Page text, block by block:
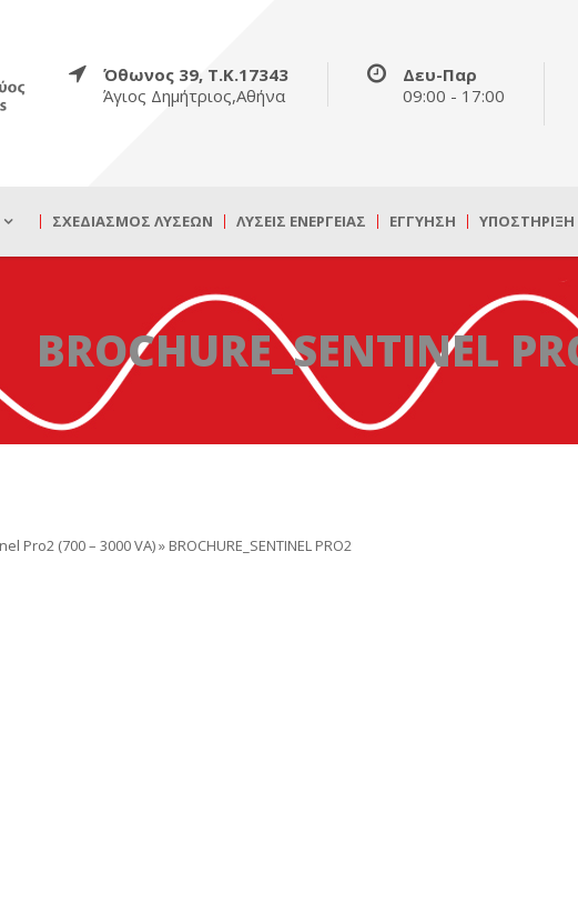
Όθωνος 39, Τ.Κ.17343
Άγιος Δημήτριος,Αθήνα
Δευ-Παρ
09:00 - 17:00
ΣΧΕΔΙΑΣΜΌΣ ΛΎΣΕΩΝ ΛΎΣΕΙΣ ΕΝΈΡΓΕΙΑΣ ΕΓΓΎΗΣΗ ΥΠΟΣΤΉΡΙΞΗ
BROCHURE_SENTINEL
Pro2 (700 – 3000 VA)» BROCHURE_SENTINEL PRO2